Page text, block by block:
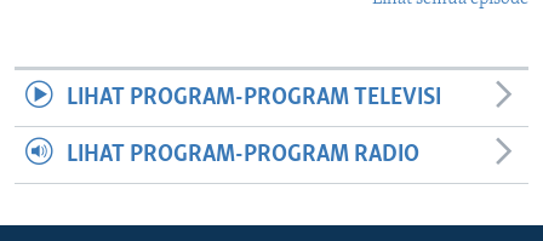
LIHAT PROGRAM-PROGRAM TELEVISI
LIHAT PROGRAM-PROGRAM RADIO